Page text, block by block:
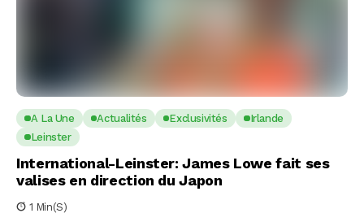
A La Une Actualités Exclusivités
Irlande
Leinster
International-Leinster: James Lowe fait ses
valises en direction du Japon
1 Min(s)